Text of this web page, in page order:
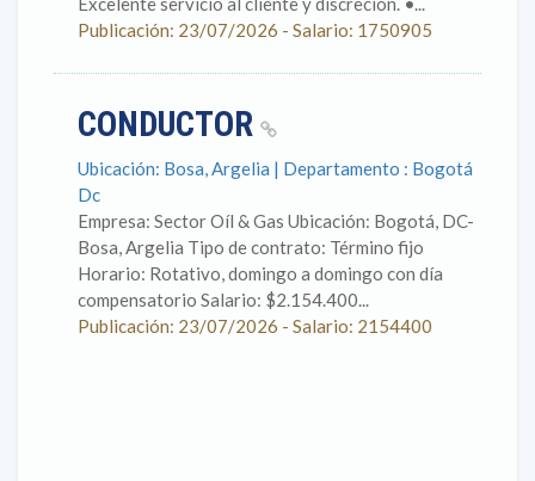
Publicación: 23/07/2026 - Salario: 1750905
CONDUCTOR
Ubicación: Bosa, Argelia | Departamento : Bogotá
Dc
Empresa: Sector Oíl & Gas Ubicación: Bogotá, DC-
Bosa, Argelia Tipo de contrato: Término fijo
Horario: Rotativo, domingo a domingo con día
compensatorio Salario: $2.154.400...
Publicación: 23/07/2026 - Salario: 2154400